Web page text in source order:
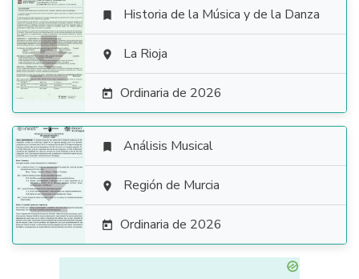

 Historia de la Música y de la Danza
 La Rioja
 Ordinaria de 2026

 Análisis Musical
 Región de Murcia
 Ordinaria de 2026